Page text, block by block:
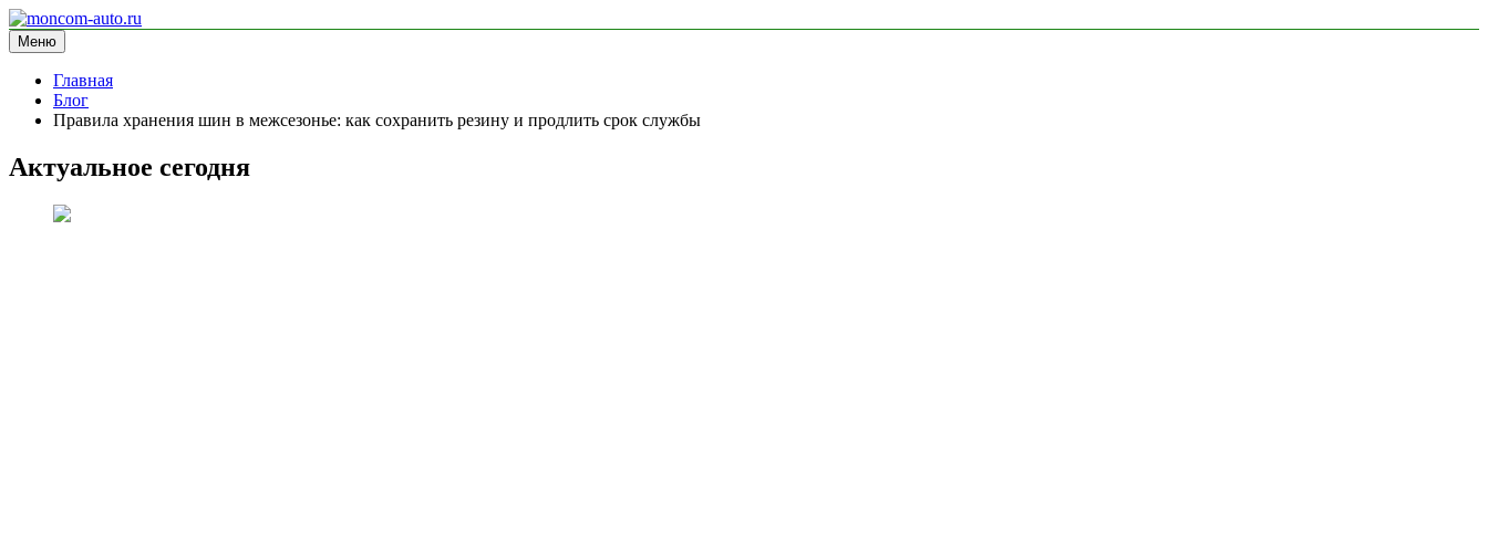
Перейти
к
содержимому
moncom-auto.ru
блог про автомобили
Меню
Главная
Блог
Правила хранения шин в межсезонье: как сохранить резину и продлить срок службы
Актуальное сегодня